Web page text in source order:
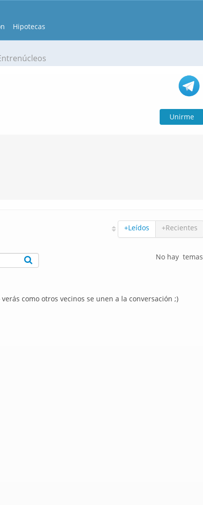
Hipotecas
Unirme
+Leídos +Recientes
No hay temas
como otros vecinos se unen a la conversación ;)